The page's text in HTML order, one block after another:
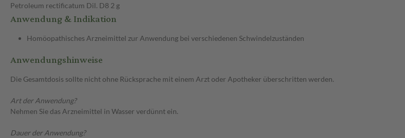
Petroleum rectificatum Dil. D8 2 g
Anwendung & Indikation
Homöopathisches Arzneimittel zur Anwendung bei verschiedenen Schwindelzuständen
Anwendungshinweise
Die Gesamtdosis sollte nicht ohne Rücksprache mit einem Arzt oder Apotheker überschritten werden.
Art der Anwendung?
Nehmen Sie das Arzneimittel in Wasser verdünnt ein.
Dauer der Anwendung?